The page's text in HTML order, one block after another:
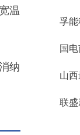
温
纳
场
孚
国
山
引擎
联